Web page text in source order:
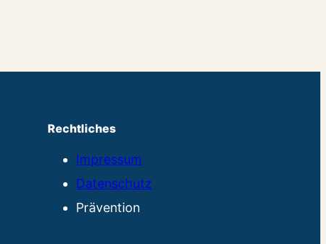
Rechtliches
Impressum
Datenschutz
Prävention